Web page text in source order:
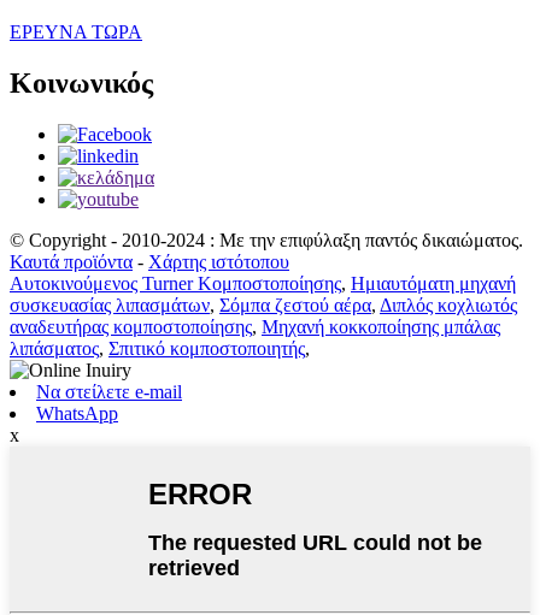
ΕΡΕΥΝΑ ΤΩΡΑ
Κοινωνικός
© Copyright - 2010-2024 : Με την επιφύλαξη παντός δικαιώματος.
Καυτά προϊόντα - Χάρτης ιστότοπου
Αυτοκινούμενος Turner Κομποστοποίησης, Ημιαυτόματη μηχανή
συσκευασίας λιπασμάτων, Σόμπα ζεστού αέρα, Διπλός κοχλιωτός
αναδευτήρας κομποστοποίησης, Μηχανή κοκκοποίησης μπάλας
λιπάσματος, Σπιτικό κομποστοποιητής,
Να στείλετε e-mail
WhatsApp
x